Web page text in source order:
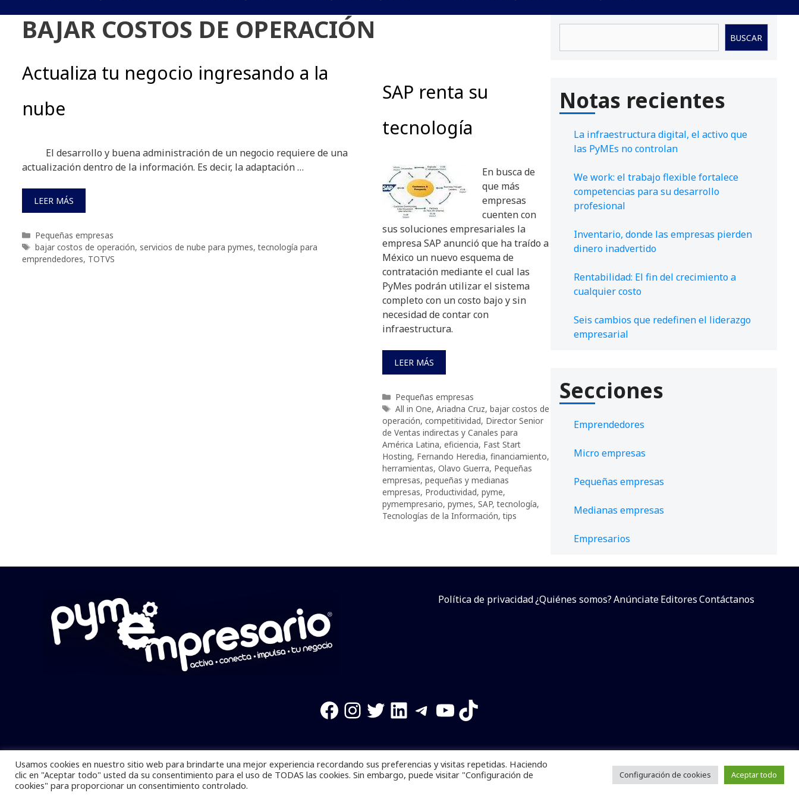
BAJAR COSTOS DE OPERACIÓN
Actualiza tu negocio ingresando a la
nube
El desarrollo y buena administración de un negocio requiere de una
actualización dentro de la información. Es decir, la adaptación …
LEER MÁS
Categorías
Pequeñas empresas
Etiquetas
bajar costos de operación, servicios de nube para pymes,tecnología para
emprendedores, TOTVS
SAP renta su
tecnología
En busca de
que más
empresas
cuenten con
sus soluciones empresariales la
empresa SAP anunció que ha traído a
México un nuevo esquema de
contratación mediante el cual las
PyMes podrán utilizar el sistema
completo con un costo bajo y sin
necesidad de contar con
infraestructura.
LEER MÁS
Categorías
Pequeñas empresas
Etiquetas
All in One, Ariadna Cruz, bajar costos de
operación, competitividad, Director Senior
de Ventas indirectas y Canales para
América Latina, eficiencia, Fast Start
Hosting, Fernando Heredia, financiamiento,
herramientas, Olavo Guerra, Pequeñas
empresas, pequeñas y medianas
empresas, Productividad, pyme,
pymempresario, pymes, SAP,tecnología,
Tecnologías de la Información,tips
BUSCAR
Notas recientes
La infraestructura digital, el activo que
las PyMEs no controlan
We work: el trabajo flexible fortalece
competencias para su desarrollo
profesional
Inventario, donde las empresas pierden
dinero inadvertido
Rentabilidad: El fin del crecimiento a
cualquier costo
Seis cambios que redefinen el liderazgo
empresarial
Secciones
Emprendedores
Micro empresas
Pequeñas empresas
Medianas empresas
Empresarios
Política de privacidad¿Quiénes somos?AnúnciateEditoresContáctanos
Facebook
Instagram
Twitter
LinkedIn
Telegram
YouTube
TikTok
Pymempresario © 2025 Todos los derechos reservados. Se prohibe el uso de la información total o parcial sin dar referencia a la fuente.
Desarrollado poryalla ya!
Usamos cookies en nuestro sitio web para brindarte una mejor experiencia recordando sus preferencias y visitas repetidas. Haciendo
clic en "Aceptar todo" usted da su consentimiento para el uso de TODAS las cookies. Sin embargo, puede visitar "Configuración de
cookies" para proporcionar un consentimiento controlado.
Configuración de cookies Aceptar todo